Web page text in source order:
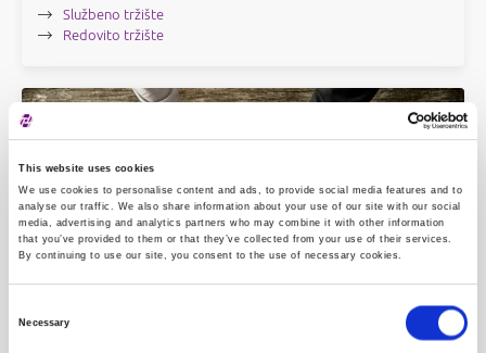
This website uses cookies
We use cookies to personalise content and ads, to provide social media features and to
analyse our traffic. We also share information about your use of our site with our social
media, advertising and analytics partners who may combine it with other information
that you’ve provided to them or that they’ve collected from your use of their services.
By continuing to use our site, you consent to the use of necessary cookies.
Necessary
Službeno tržište
Redovito tržište